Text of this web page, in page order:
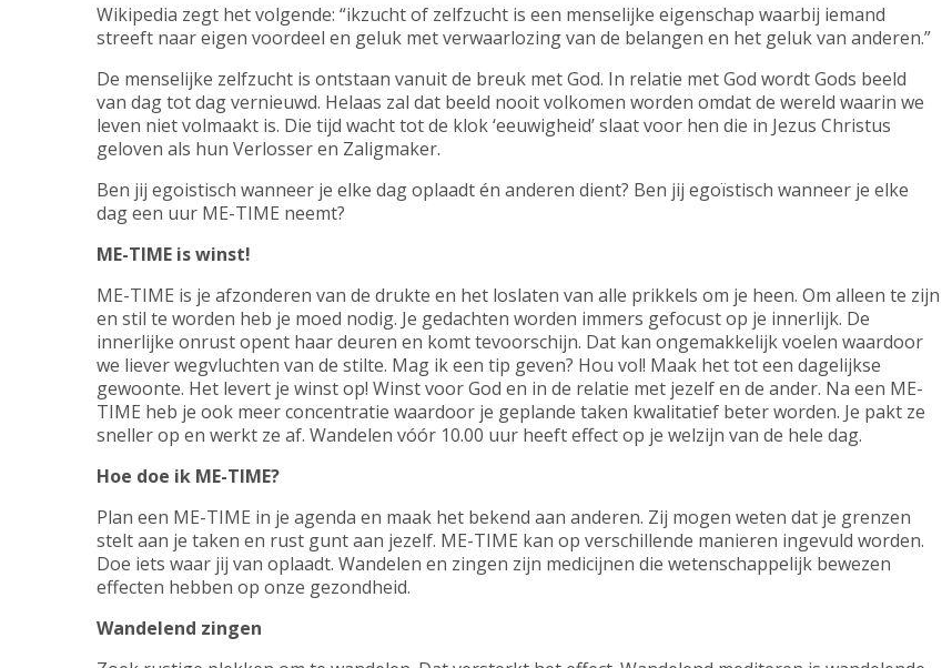
Wikipedia zegt het volgende: “ikzucht of zelfzucht is een menselijke eigenschap waarbij iemand
streeft naar eigen voordeel en geluk met verwaarlozing van de belangen en het geluk van anderen.”
De menselijke zelfzucht is ontstaan vanuit de breuk met God. In relatie met God wordt Gods beeld
van dag tot dag vernieuwd. Helaas zal dat beeld nooit volkomen worden omdat de wereld waarin we
leven niet volmaakt is. Die tijd wacht tot de klok ‘eeuwigheid’ slaat voor hen die in Jezus Christus
geloven als hun Verlosser en Zaligmaker.
Ben jij egoistisch wanneer je elke dag oplaadt én anderen dient? Ben jij egoïstisch wanneer je elke
dag een uur ME-TIME neemt?
ME-TIME is winst!
ME-TIME is je afzonderen van de drukte en het loslaten van alle prikkels om je heen. Om alleen te zijn
en stil te worden heb je moed nodig. Je gedachten worden immers gefocust op je innerlijk. De
innerlijke onrust opent haar deuren en komt tevoorschijn. Dat kan ongemakkelijk voelen waardoor
we liever wegvluchten van de stilte. Mag ik een tip geven? Hou vol! Maak het tot een dagelijkse
gewoonte. Het levert je winst op! Winst voor God en in de relatie met jezelf en de ander. Na een ME-
TIME heb je ook meer concentratie waardoor je geplande taken kwalitatief beter worden. Je pakt ze
sneller op en werkt ze af. Wandelen vóór 10.00 uur heeft effect op je welzijn van de hele dag.
Hoe doe ik ME-TIME?
Plan een ME-TIME in je agenda en maak het bekend aan anderen. Zij mogen weten dat je grenzen
stelt aan je taken en rust gunt aan jezelf. ME-TIME kan op verschillende manieren ingevuld worden.
Doe iets waar jij van oplaadt. Wandelen en zingen zijn medicijnen die wetenschappelijk bewezen
effecten hebben op onze gezondheid.
Wandelend zingen